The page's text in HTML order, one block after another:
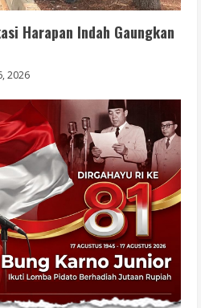
Harapan Indah Gaungkan
2026